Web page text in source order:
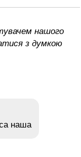
нашого
з думкою
наша